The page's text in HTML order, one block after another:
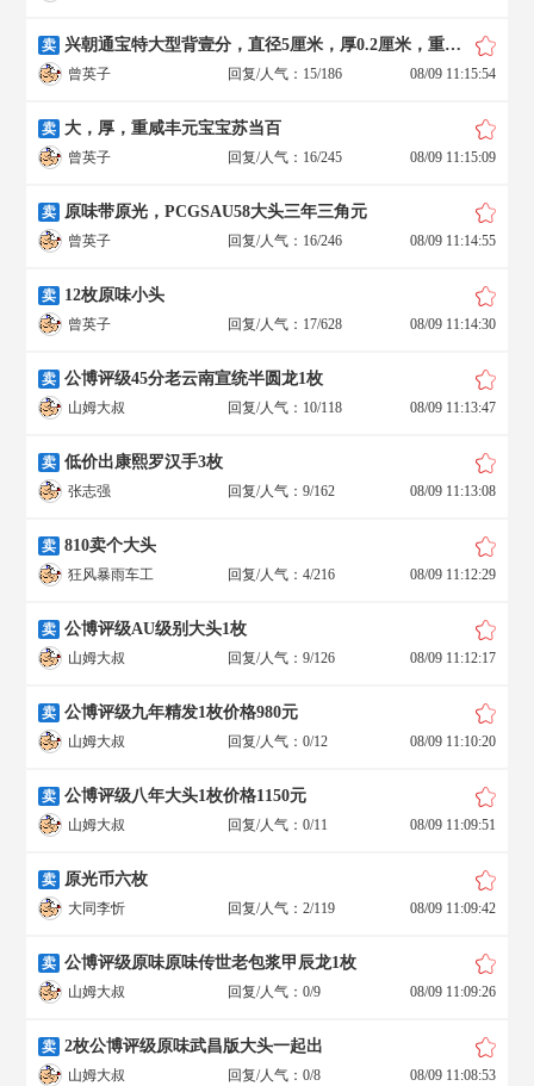
卖 兴朝通宝特大型背壹分，直径5厘米，厚0.2厘米，重28.4克
曾英子 回复/人气：15/186 08/09 11:15:54
卖 大，厚，重咸丰元宝宝苏当百
曾英子 回复/人气：16/245 08/09 11:15:09
卖 原味带原光，PCGSAU58大头三年三角元
曾英子 回复/人气：16/246 08/09 11:14:55
卖 12枚原味小头
曾英子 回复/人气：17/628 08/09 11:14:30
卖 公博评级45分老云南宣统半圆龙1枚
山姆大叔 回复/人气：10/118 08/09 11:13:47
卖 低价出康熙罗汉手3枚
张志强 回复/人气：9/162 08/09 11:13:08
卖 810卖个大头
狂风暴雨车工 回复/人气：4/216 08/09 11:12:29
卖 公博评级AU级别大头1枚
山姆大叔 回复/人气：9/126 08/09 11:12:17
卖 公博评级九年精发1枚价格980元
山姆大叔 回复/人气：0/12 08/09 11:10:20
卖 公博评级八年大头1枚价格1150元
山姆大叔 回复/人气：0/11 08/09 11:09:51
卖 原光币六枚
大同李忻 回复/人气：2/119 08/09 11:09:42
卖 公博评级原味原味传世老包浆甲辰龙1枚
山姆大叔 回复/人气：0/9 08/09 11:09:26
卖 2枚公博评级原味武昌版大头一起出
山姆大叔 回复/人气：0/8 08/09 11:08:53